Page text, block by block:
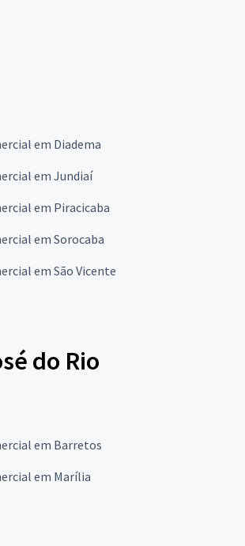
em Diadema
em Jundiaí
em Piracicaba
em Sorocaba
em São Vicente
do Rio
em Barretos
em Marília